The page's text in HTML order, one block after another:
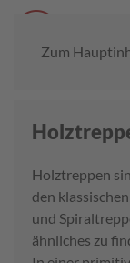
Zum
Holztreppen
den
und
ähnliches zu